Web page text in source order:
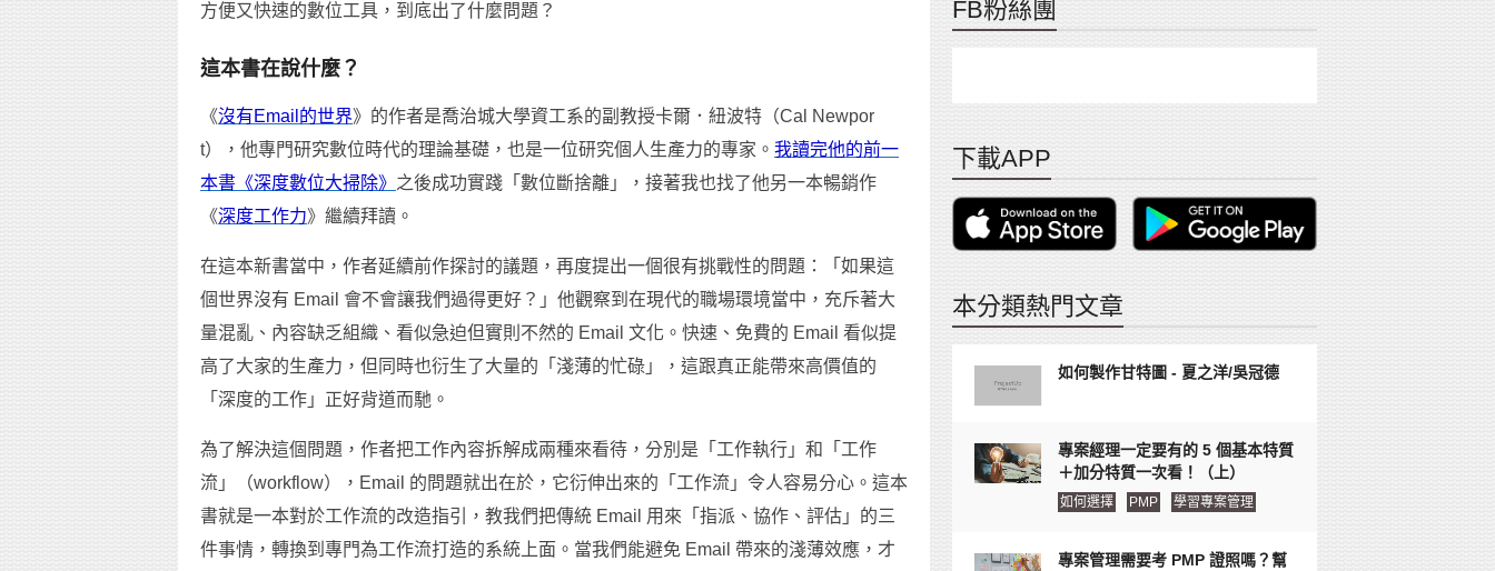
方便又快速的數位工具，到底出了什麼問題？
這本書在說什麼？
《沒有Email的世界》的作者是喬治城大學資工系的副教授卡爾．紐波特（Cal Newpor
t），他專門研究數位時代的理論基礎，也是一位研究個人生產力的專家。 我讀完他的前一
本書《深度數位大掃除》 之後成功實踐「數位斷捨離」，接著我也找了他另一本暢銷作
《深度工作力》繼續拜讀。
在這本新書當中，作者延續前作探討的議題，再度提出一個很有挑戰性的問題：「如果這
個世界沒有 Email 會不會讓我們過得更好？」他觀察到在現代的職場環境當中，充斥著大
量混亂、內容缺乏組織、看似急迫但實則不然的 Email 文化。快速、免費的 Email 看似提
高了大家的生產力，但同時也衍生了大量的「淺薄的忙碌」，這跟真正能帶來高價值的
「深度的工作」正好背道而馳。
為了解決這個問題，作者把工作內容拆解成兩種來看待，分別是「工作執行」和「工作
流」（workflow），Email 的問題就出在於，它衍伸出來的「工作流」令人容易分心。這本
書就是一本對於工作流的改造指引，教我們把傳統 Email 用來「指派、協作、評估」的三
件事情，轉換到專門為工作流打造的系統上面。當我們能避免 Email 帶來的淺薄效應，才
FB粉絲團
下載APP
本分類熱門文章
如何製作甘特圖 - 夏之洋/吳冠德
專案經理一定要有的 5 個基本特質
＋加分特質一次看！（上）
如何選擇 PMP 學習專案管理
專案管理需要考 PMP 證照嗎？幫